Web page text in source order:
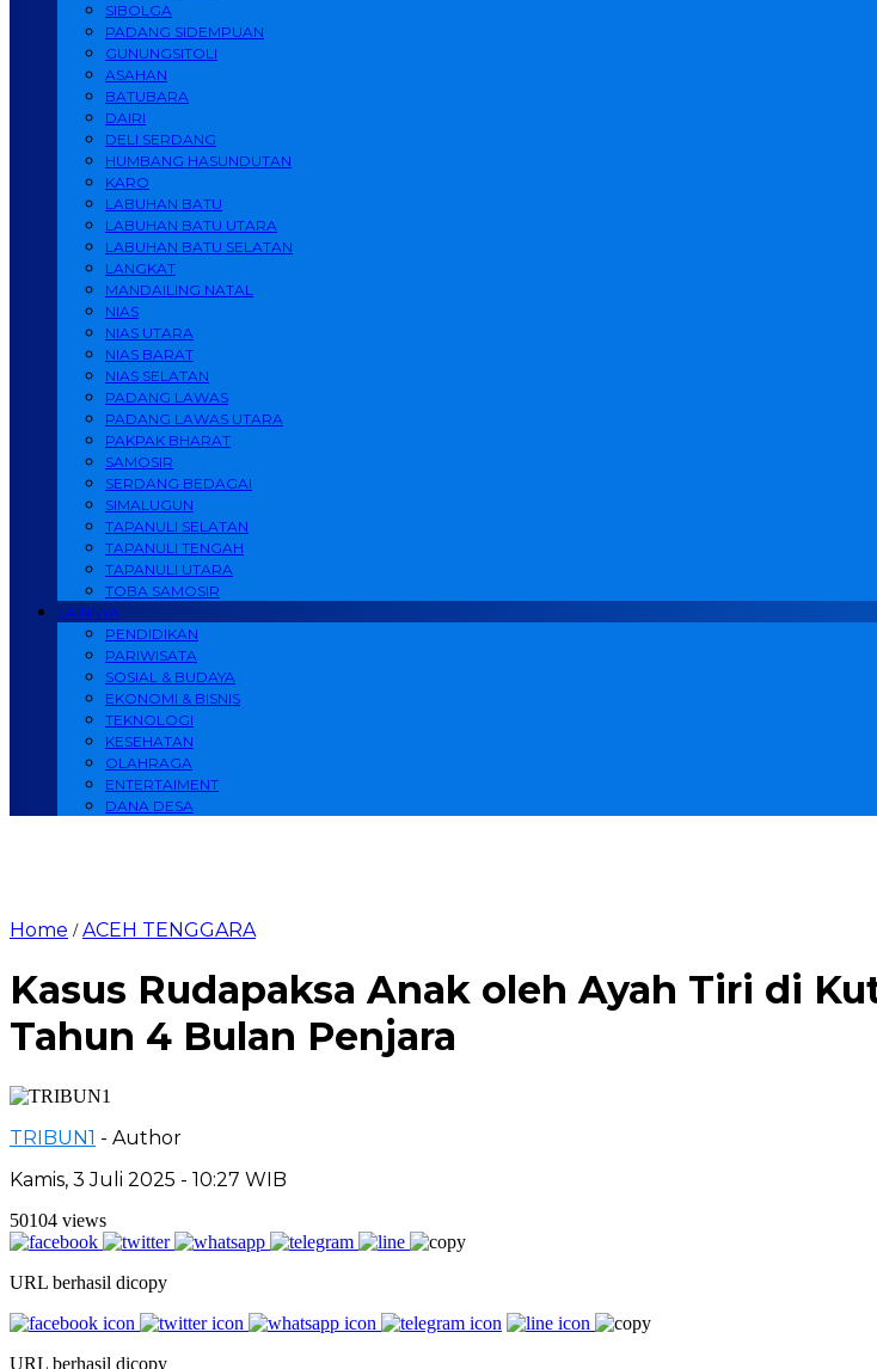
SIBOLGA
PADANG SIDEMPUAN
GUNUNGSITOLI
ASAHAN
BATUBARA
DAIRI
DELI SERDANG
HUMBANG HASUNDUTAN
KARO
LABUHAN BATU
LABUHAN BATU UTARA
LABUHAN BATU SELATAN
LANGKAT
MANDAILING NATAL
NIAS
NIAS UTARA
NIAS BARAT
NIAS SELATAN
PADANG LAWAS
PADANG LAWAS UTARA
PAKPAK BHARAT
SAMOSIR
SERDANG BEDAGAI
SIMALUGUN
TAPANULI SELATAN
TAPANULI TENGAH
TAPANULI UTARA
TOBA SAMOSIR
LAINNYA
PENDIDIKAN
PARIWISATA
SOSIAL & BUDAYA
EKONOMI & BISNIS
TEKNOLOGI
KESEHATAN
OLAHRAGA
ENTERTAIMENT
DANA DESA
Home /ACEH TENGGARA
Kasus Rudapaksa Anak oleh Ayah Tiri di
Tahun 4 Bulan Penjara
TRIBUN1 - Author
Kamis, 3 Juli 2025 - 10:27 WIB
50104 views
URL berhasil dicopy
URL berhasil dicopy